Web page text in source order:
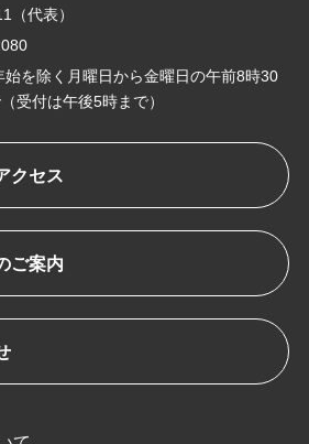
（代表）
始を除く月曜日から金曜日の午前8時30
受付は午後5時まで）
クセス
ご案内